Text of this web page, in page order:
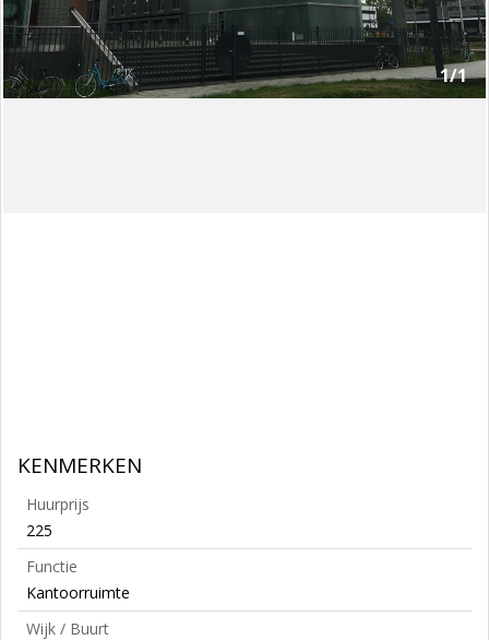
Registreren
Login
1/1
KENMERKEN
Huurprijs
225
Functie
Kantoorruimte
Wijk / Buurt